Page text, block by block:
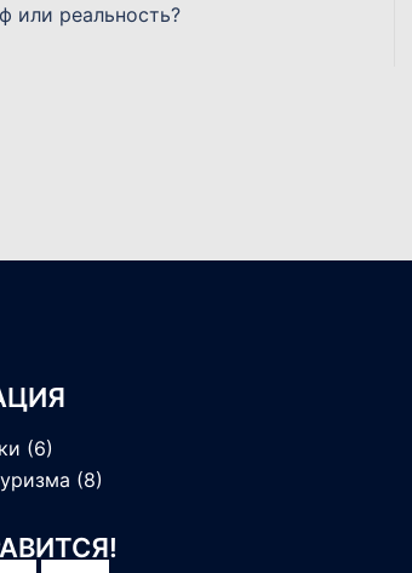
или реальность?
(6)
(8)